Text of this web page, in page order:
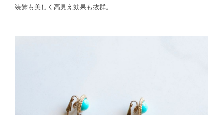
装飾も美しく高見え効果も抜群。